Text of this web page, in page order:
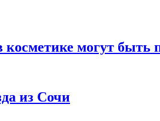
могут быть
из Сочи